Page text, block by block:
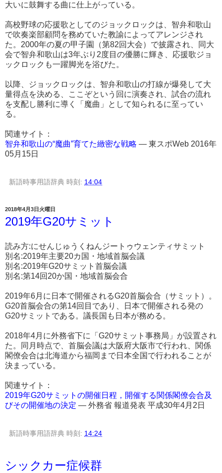
大いに鼓舞する曲に仕上がっている。
高校野球の応援歌としてのジョックロックは、智弁和歌山
で吹奏楽部顧問を務めていた教諭によってアレンジされ
た。2000年の夏の甲子園（第82回大会）で披露され、同大
会で智弁和歌山は3年ぶり2度目の優勝に輝き、応援歌ジョ
ックロックも一躍脚光を浴びた。
以降、ジョックロックは、智弁和歌山の打線が爆発して大
量得点を決める、ここぞという回に演奏され、試合の流れ
を支配し勝利に導く「魔曲」として知られるに至ってい
る。
関連サイト：
智弁和歌山の“魔曲”育てた緻密な戦略 ― 東スポWeb 2016年
05月15日
新語時事用語辞典 時刻: 14:04
2018年4月3日火曜日
2019年G20サミット
読み方:にせんじゅうくねんジートゥウェンティサミット
別名:2019年主要20カ国・地域首脳会議
別名:2019年G20サミット首脳会議
別名:第14回20か国・地域首脳会合
2019年6月に日本で開催されるG20首脳会合（サミット）。
G20首脳会合の第14回目であり、日本で開催される発の
G20サミットである。議長国も日本が務める。
2018年4月に外務省下に「G20サミット事務局」が設置され
た。同月時点で、首脳会議は大阪府大阪市で行われ、関係
閣僚会合は北海道から福岡まで日本全国で行われることが
決まっている。
関連サイト：
2019年G20サミットの開催日程，開催する関係閣僚会合及
びその開催地の決定 ― 外務省 報道発表 平成30年4月2日
新語時事用語辞典 時刻: 14:24
シックカー症候群